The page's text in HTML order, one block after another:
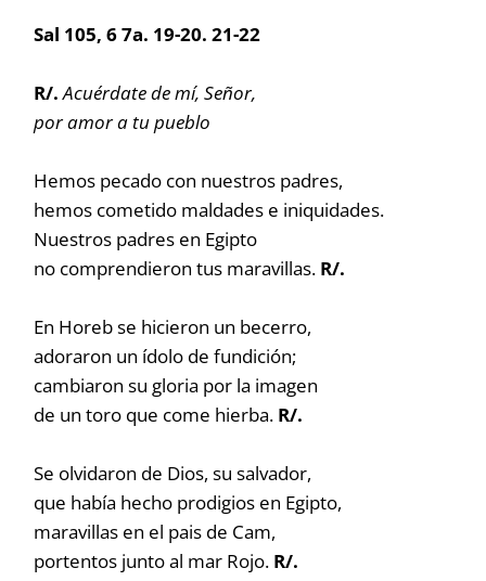
Sal 105, 6 7a. 19-20. 21-22
R/. Acuérdate de mí, Señor,
por amor a tu pueblo
Hemos pecado con nuestros padres,
hemos cometido maldades e iniquidades.
Nuestros padres en Egipto
no comprendieron tus maravillas. R/.
En Horeb se hicieron un becerro,
adoraron un ídolo de fundición;
cambiaron su gloria por la imagen
de un toro que come hierba. R/.
Se olvidaron de Dios, su salvador,
que había hecho prodigios en Egipto,
maravillas en el pais de Cam,
portentos junto al mar Rojo. R/.